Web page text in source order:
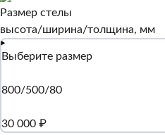
Размер стелы
высота/ширина/толщина, мм
Выберите размер
800/500/80
30 000 ₽